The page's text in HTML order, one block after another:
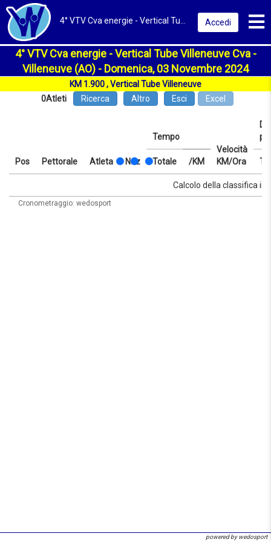
Accedi
4° VTV Cva energie - Vertical Tube Villeneuve Cva -
Villeneuve (AO) - Domenica, 03 Novembre 2024
KM 1.900 , Vertical Tube Villeneuve
0Atleti Ricerca Altro Esci Excel
Pos Pettorale Atleta Naz
Tempo
Velocità
KM/Ora
Totale /KM
Tempo
Velocità
Totale /KM
Calcolo della classifica in
Cronometraggio: wedosport
powered by wedosport